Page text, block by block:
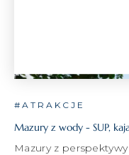
#ATRAKCJE
Mazury z wody - SUP,
Mazury z